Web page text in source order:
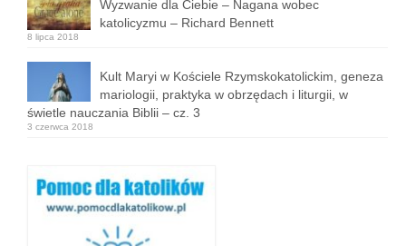
Wyzwanie dla Ciebie – Nagana wobec
katolicyzmu – Richard Bennett
8 lipca 2018
Kult Maryi w Kościele Rzymskokatolickim, geneza
mariologii, praktyka w obrzędach i liturgii, w
świetle nauczania Biblii – cz. 3
3 czerwca 2018